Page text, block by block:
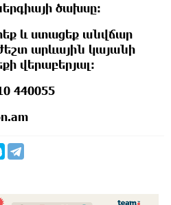
ծախսը։
և ստացեք անվճար
արևային կայանի
վերաբերյալ։
440055